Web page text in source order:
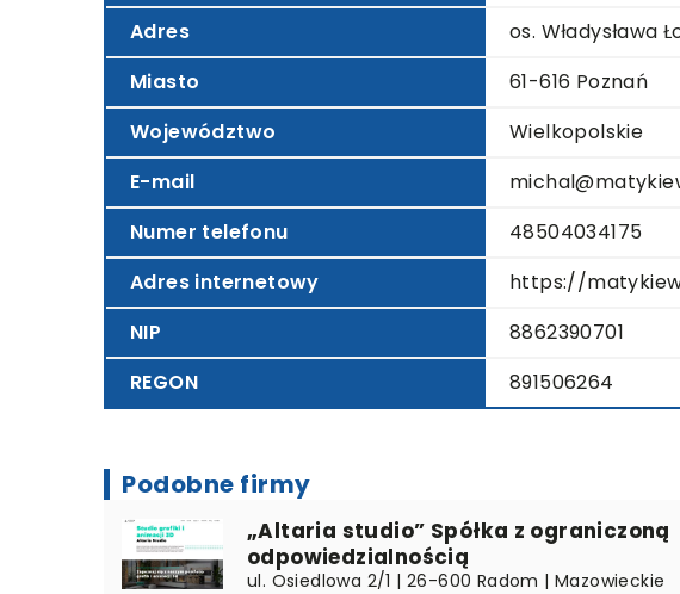
Adres
os. Władysława
Miasto
61-616 Poznań
Województwo
Wielkopolskie
E-mail
Numer telefonu
48504034175
Adres internetowy
https://
NIP
8862390701
REGON
891506264
Podobne firmy
„Altaria studio” Spółka z ograniczoną
odpowiedzialnością
ul. Osiedlowa 2/1 | 26-600 Radom | Mazowieckie